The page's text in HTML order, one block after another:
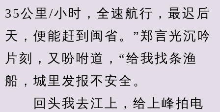
35公里/小时，全速航行，最迟后
天，便能赶到闽省。”郑言光沉吟
片刻，又吩咐道，“给我找条渔
船，城里发报不安全。
回头我去江上，给上峰拍电